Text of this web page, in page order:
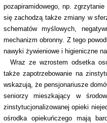
pozapiramidowego, np.
się zachodzą także zmiany w
schematów myślowych,
mechanizm obronny. Z tego
nawyki żywieniowe i higieniczne
Wraz ze wzrostem odsetka
także zapotrzebowanie na
wskazują, że pensjonariusze
seniorzy mieszkający w
zinstytucjonalizowanej opieki
ośrodka opiekuńczego mają